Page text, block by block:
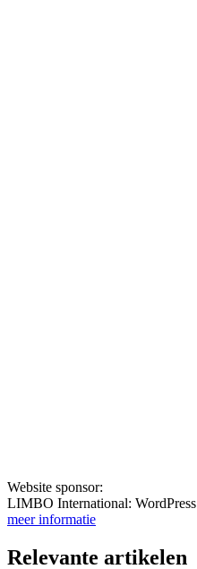
Website sponsor:
LIMBO International:
meer informatie
Relevante artikelen